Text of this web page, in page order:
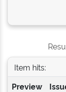
Item hits:
Preview